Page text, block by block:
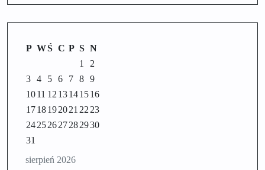
sierpień 2026
P WŚ C P S N
1
2
3 4 5 6 7 8 9
1011 12 13141516
1718192021 22 23
24252627282930
31